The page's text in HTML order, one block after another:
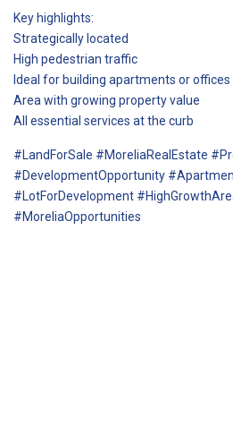
Key highlights:
Strategically located
High pedestrian traffic
Ideal for building apartments or offices
Area with growing property value
All essential services at the curb
#LandForSale #MoreliaRealEstate
#DevelopmentOpportunity
#LotForDevelopment
#MoreliaOpportunities